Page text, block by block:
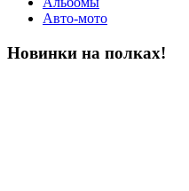
Авто-мото
Новинки на полках!